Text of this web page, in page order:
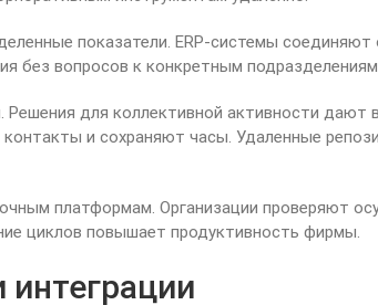
показатели. ERP-системы
без вопросов к конкретным
для коллективной активности дают
и сохраняют часы. Удаленные
платформам. Организации проверяют
циклов повышает продуктивность фирмы.